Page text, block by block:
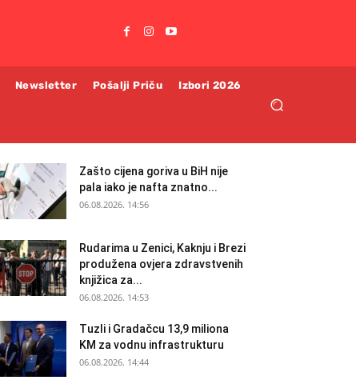
Newsletter Pošalji Priču Izbori 2026
Zašto cijena goriva u BiH nije
pala iako je nafta znatno...
06.08.2026. 14:56
Rudarima u Zenici, Kaknju i Brezi
produžena ovjera zdravstvenih
knjižica za...
06.08.2026. 14:53
Tuzli i Gradačcu 13,9 miliona
KM za vodnu infrastrukturu
06.08.2026. 14:44